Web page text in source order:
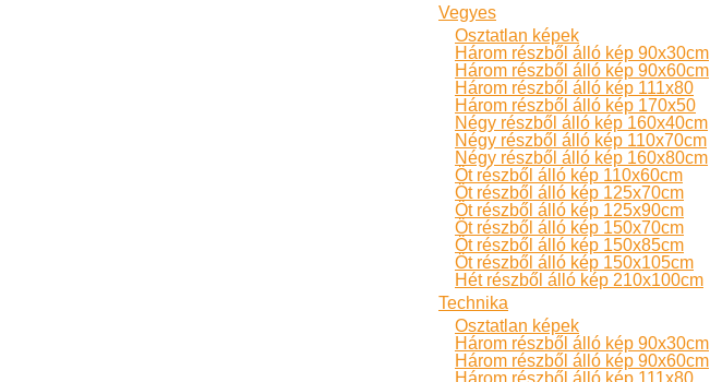
Vegyes
Osztatlan képek
Három részből álló kép 90x30cm
Három részből álló kép 90x60cm
Három részből álló kép 111x80
Három részből álló kép 170x50
Négy részből álló kép 160x40cm
Négy részből álló kép 110x70cm
Négy részből álló kép 160x80cm
Öt részből álló kép 110x60cm
Öt részből álló kép 125x70cm
Öt részből álló kép 125x90cm
Öt részből álló kép 150x70cm
Öt részből álló kép 150x85cm
Öt részből álló kép 150x105cm
Hét részből álló kép 210x100cm
Technika
Osztatlan képek
Három részből álló kép 90x30cm
Három részből álló kép 90x60cm
Három részből álló kép 111x80